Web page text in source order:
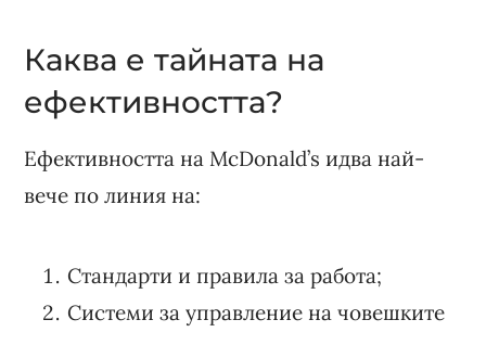
Каква е тайната на
ефективността?
Ефективността на McDonald’s идва най-
вече по линия на:
Стандарти и правила за работа;
Системи за управление на човешките